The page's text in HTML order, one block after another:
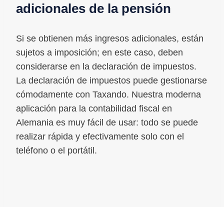
adicionales de la pensión
Si se obtienen más ingresos adicionales, están
sujetos a imposición; en este caso, deben
considerarse en la declaración de impuestos.
La declaración de impuestos puede gestionarse
cómodamente con Taxando. Nuestra moderna
aplicación para la contabilidad fiscal en
Alemania es muy fácil de usar: todo se puede
realizar rápida y efectivamente solo con el
teléfono o el portátil.